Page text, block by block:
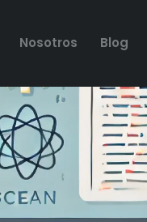
Nosotros Blog